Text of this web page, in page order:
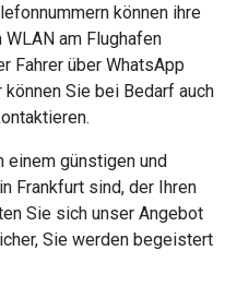
können ihre
am Flughafen
Fahrer über WhatsApp
Sie bei Bedarf auch
einem günstigen und
Frankfurt sind, der Ihren
Sie sich unser Angebot
Sie werden begeistert